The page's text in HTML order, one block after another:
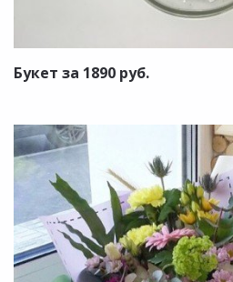
Букет за 1890 руб.